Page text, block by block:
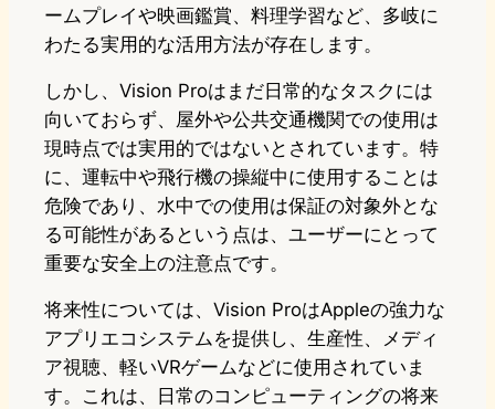
ームプレイや映画鑑賞、料理学習など、多岐に
わたる実用的な活用方法が存在します。
しかし、Vision Proはまだ日常的なタスクには
向いておらず、屋外や公共交通機関での使用は
現時点では実用的ではないとされています。特
に、運転中や飛行機の操縦中に使用することは
危険であり、水中での使用は保証の対象外とな
る可能性があるという点は、ユーザーにとって
重要な安全上の注意点です。
将来性については、Vision ProはAppleの強力な
アプリエコシステムを提供し、生産性、メディ
ア視聴、軽いVRゲームなどに使用されていま
す。これは、日常のコンピューティングの将来